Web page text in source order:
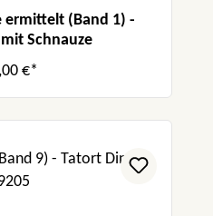
ermittelt (Band 1) -
Schnauze
€*